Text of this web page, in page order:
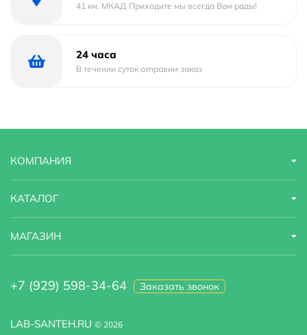
41 км. МКАД Приходите мы всегда Вам рады!
24 часа
В течении суток отправим заказ
LAB-SANTEH.RU © 2026
КОМПАНИЯ
КАТАЛОГ
МАГАЗИН
+7 (929) 598-34-64 Заказать звонок